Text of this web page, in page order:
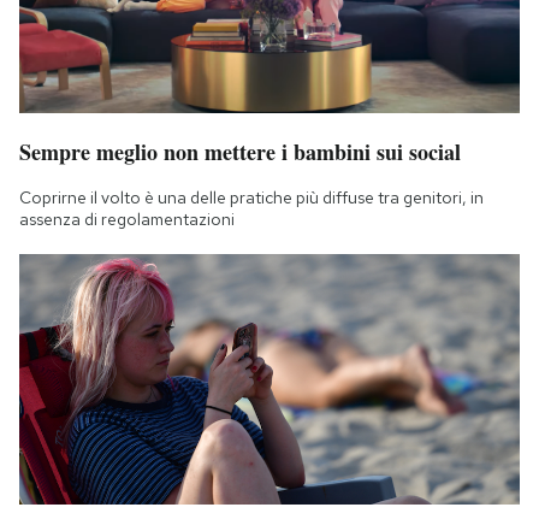
Sempre meglio non mettere i bambini sui social
Coprirne il volto è una delle pratiche più diffuse tra genitori, in
assenza di regolamentazioni